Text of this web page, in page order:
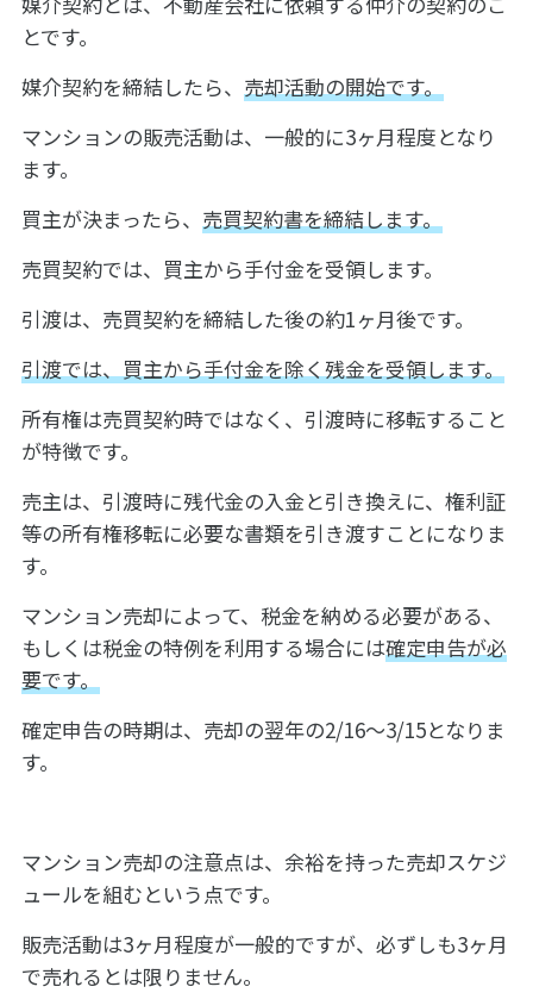
とです。
媒介契約を締結したら、 売却活動の開始です。
マンションの販売活動は、一般的に3ヶ月程度となり
ます。
買主が決まったら、 売買契約書を締結します。
売買契約では、買主から手付金を受領します。
引渡は、売買契約を締結した後の約1ヶ月後です。
引渡では、買主から手付金を除く残金を受領します。
所有権は売買契約時ではなく、引渡時に移転すること
が特徴です。
売主は、引渡時に残代金の入金と引き換えに、権利証
等の所有権移転に必要な書類を引き渡すことになりま
す。
マンション売却によって、税金を納める必要がある、
もしくは税金の特例を利用する場合には確定申告が必
要です。
確定申告の時期は、売却の翌年の2/16～3/15となりま
す。
マンション売却の注意点は、余裕を持った売却スケジ
ュールを組むという点です。
販売活動は3ヶ月程度が一般的ですが、必ずしも3ヶ月
で売れるとは限りません。